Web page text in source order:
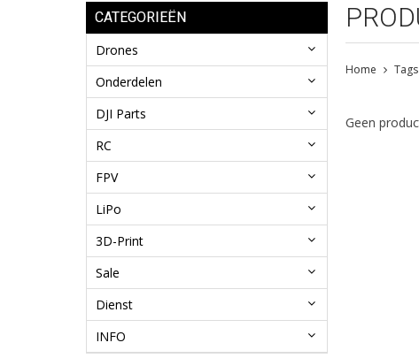
CATEGORIEËN
Drones
Onderdelen
DJI Parts
RC
FPV
LiPo
3D-Print
Sale
Dienst
INFO
Home Tags
Geen